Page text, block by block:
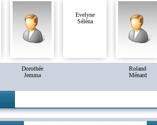
Dorothée
Jemma
Evelyne
Séléna
Roland
Ménard